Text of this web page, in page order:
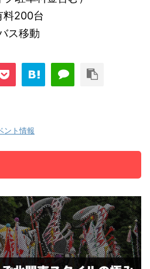
料200台
ス移動
ント情報